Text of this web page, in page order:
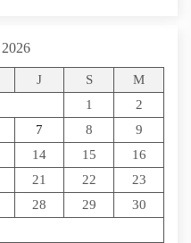
J S
M
1
2
7 8
9
14 15
16
21 22
23
28 29
30